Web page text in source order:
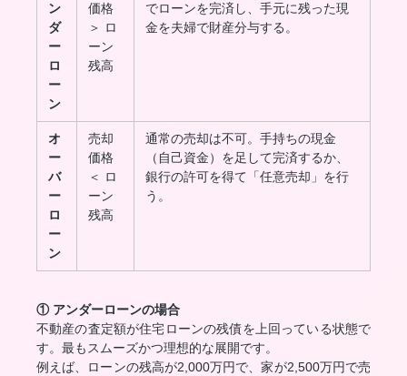
ン
ダ
ー
ロ
ー
ン
価格
＞ ロ
ーン
残高
でローンを完済し、手元に残った現
金を夫婦で財産分与する。
オ
ー
バ
ー
ロ
ー
ン
売却
価格
＜ ロ
ーン
残高
通常の売却は不可。手持ちの現金
（自己資金）を足して完済するか、
銀行の許可を得て「任意売却」を行
う。
① アンダーローンの場合
不動産の査定額が住宅ローンの残債を上回っている状態で
す。最もスムーズかつ理想的な展開です。
例えば、ローンの残高が2,000万円で、家が2,500万円で売